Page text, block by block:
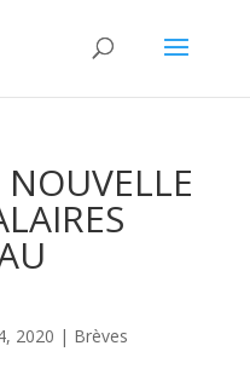
2020 | Brèves